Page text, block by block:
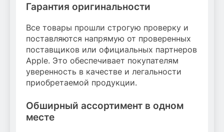
Гарантия оригинальности
Все товары прошли строгую проверку и
поставляются напрямую от проверенных
поставщиков или официальных партнеров
Apple. Это обеспечивает покупателям
уверенность в качестве и легальности
приобретаемой продукции.
Обширный ассортимент в одном
месте